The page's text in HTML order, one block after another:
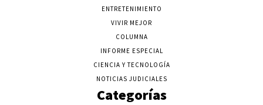
ENTRETENIMIENTO
VIVIR MEJOR
COLUMNA
INFORME ESPECIAL
CIENCIA Y TECNOLOGÍA
NOTICIAS JUDICIALES
Categorías